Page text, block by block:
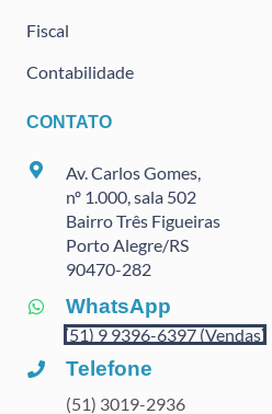
Fiscal
Contabilidade
CONTATO
Av. Carlos Gomes,
nº 1.000, sala 502
Bairro Três Figueiras
Porto Alegre/RS
90470-282
WhatsApp
(51) 9 9396-6397 (Vendas)
Telefone
(51) 3019-2936